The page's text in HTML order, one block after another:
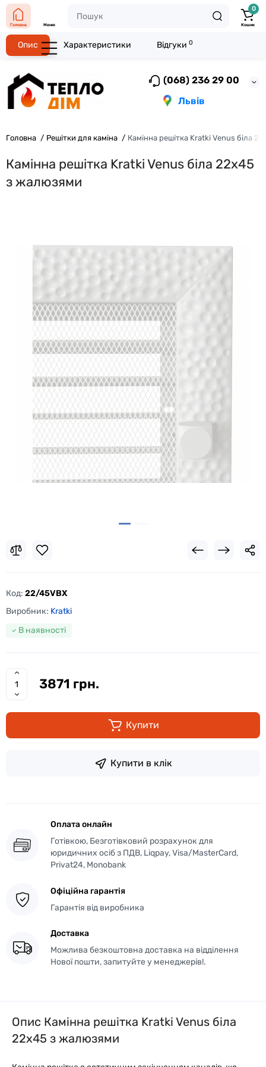
(068) 236 29 00
Львів
Головна Меню
0
Кошик
Головна Решітки для каміна Камінна решітка Kratki Venus біла
Камінна решітка Kratki Venus біла 22x45
з жалюзями
Код: 22/45VBX
Виробник: Kratki
В наявності
3871 грн.
Купити
Купити в клік
Оплата онлайн
Готівкою, Безготівковий розрахунок для
юридичних осіб з ПДВ, Liqpay, Visa/MasterCard,
Privat24, Monobank
Офіційна гарантія
Гарантія від виробника
Доставка
Можлива безкоштовна доставка на відділення
Нової пошти, запитуйте у менеджерів!.
Опис Характеристики Відгуки 0
Опис Камінна решітка Kratki Venus біла
22x45 з жалюзями